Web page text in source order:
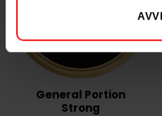
General Portion
Strong